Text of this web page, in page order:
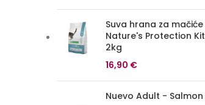
Suva hrana za mačiće
Nature's Protection
2kg
16,90 €
Nuevo Adult - Salmon